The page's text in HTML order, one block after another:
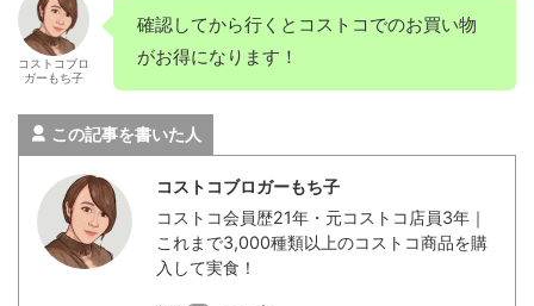
コストコブロ
ガーもち子
確認してから行くとコストコでのお買い物
がお得になります！
この記事を書いた人
コストコブロガーもち子
コストコ会員歴21年・元コストコ店員3年｜
これまで3,000種類以上のコストコ商品を購
入して実食！